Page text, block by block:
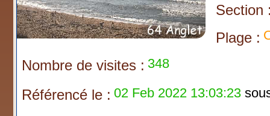
Section
Plage :
Nombre de visites : 348
Référencé le : 02 Feb 2022 13:03:23